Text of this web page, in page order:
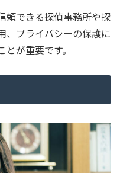
頼できる探偵事務所や探
、プライバシーの保護に
が重要です。